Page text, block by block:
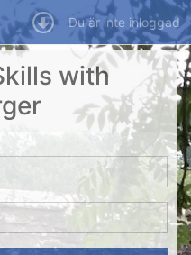
Du är inte inloggad
with